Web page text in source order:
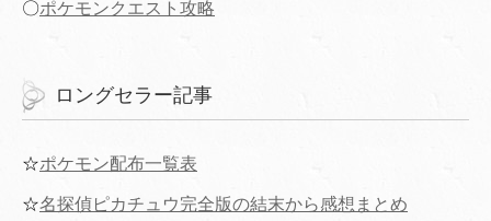
〇ポケモンクエスト攻略
ロングセラー記事
☆ポケモン配布一覧表
☆名探偵ピカチュウ完全版の結末から感想まとめ